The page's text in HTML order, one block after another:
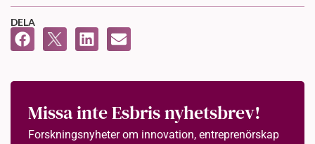
DELA
Missa inte Esbris nyhetsbrev!
Forskningsnyheter om innovation, entreprenörskap